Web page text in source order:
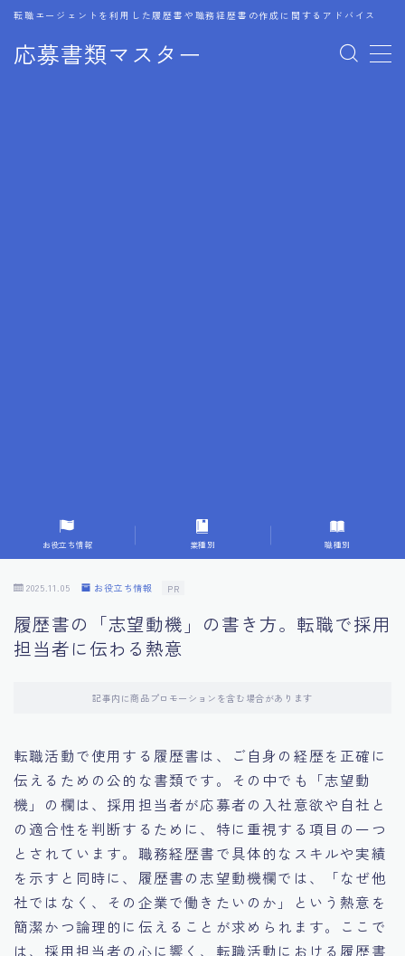
応募書類マスター
転職エージェントを利用した履歴書や職務経歴書の作成に関するアドバイス
MENU
9.転職成功者の事例分析とアドバイス
10.面接官に好印象を与える方法
11.キャリアアップを目指す人の応募書類
14.デジタル化やAIの進化がもたらす影響
お役立ち情報 業種別 職種別
2025.11.05 お役立ち情報 PR
履歴書の「志望動機」の書き方。転職で採用
担当者に伝わる熱意
記事内に商品プロモーションを含む場合があります
転職活動で使用する履歴書は、ご自身の経歴を正確に
伝えるための公的な書類です。その中でも「志望動
機」の欄は、採用担当者が応募者の入社意欲や自社と
の適合性を判断するために、特に重視する項目の一つ
とされています。職務経歴書で具体的なスキルや実績
を示すと同時に、履歴書の志望動機欄では、「なぜ他
社ではなく、その企業で働きたいのか」という熱意を
簡潔かつ論理的に伝えることが求められます。ここで
は、採用担当者の心に響く、転職活動における履歴書